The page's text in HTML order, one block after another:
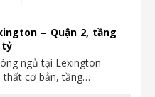
– Quận 2, tầng
tỷ
ngủ tại Lexington –
thất cơ bản, tầng…